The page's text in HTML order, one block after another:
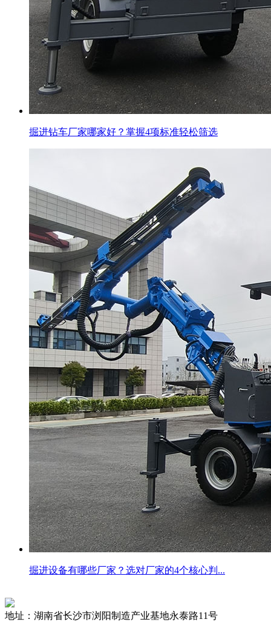
掘进钻车厂家哪家好？掌握4项标准轻松筛选
掘进设备有哪些厂家？选对厂家的4个核心判...
地址：湖南省长沙市浏阳制造产业基地永泰路11号